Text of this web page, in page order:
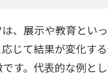
、展示や教育とい
じて結果が変化す
す。代表的な例と